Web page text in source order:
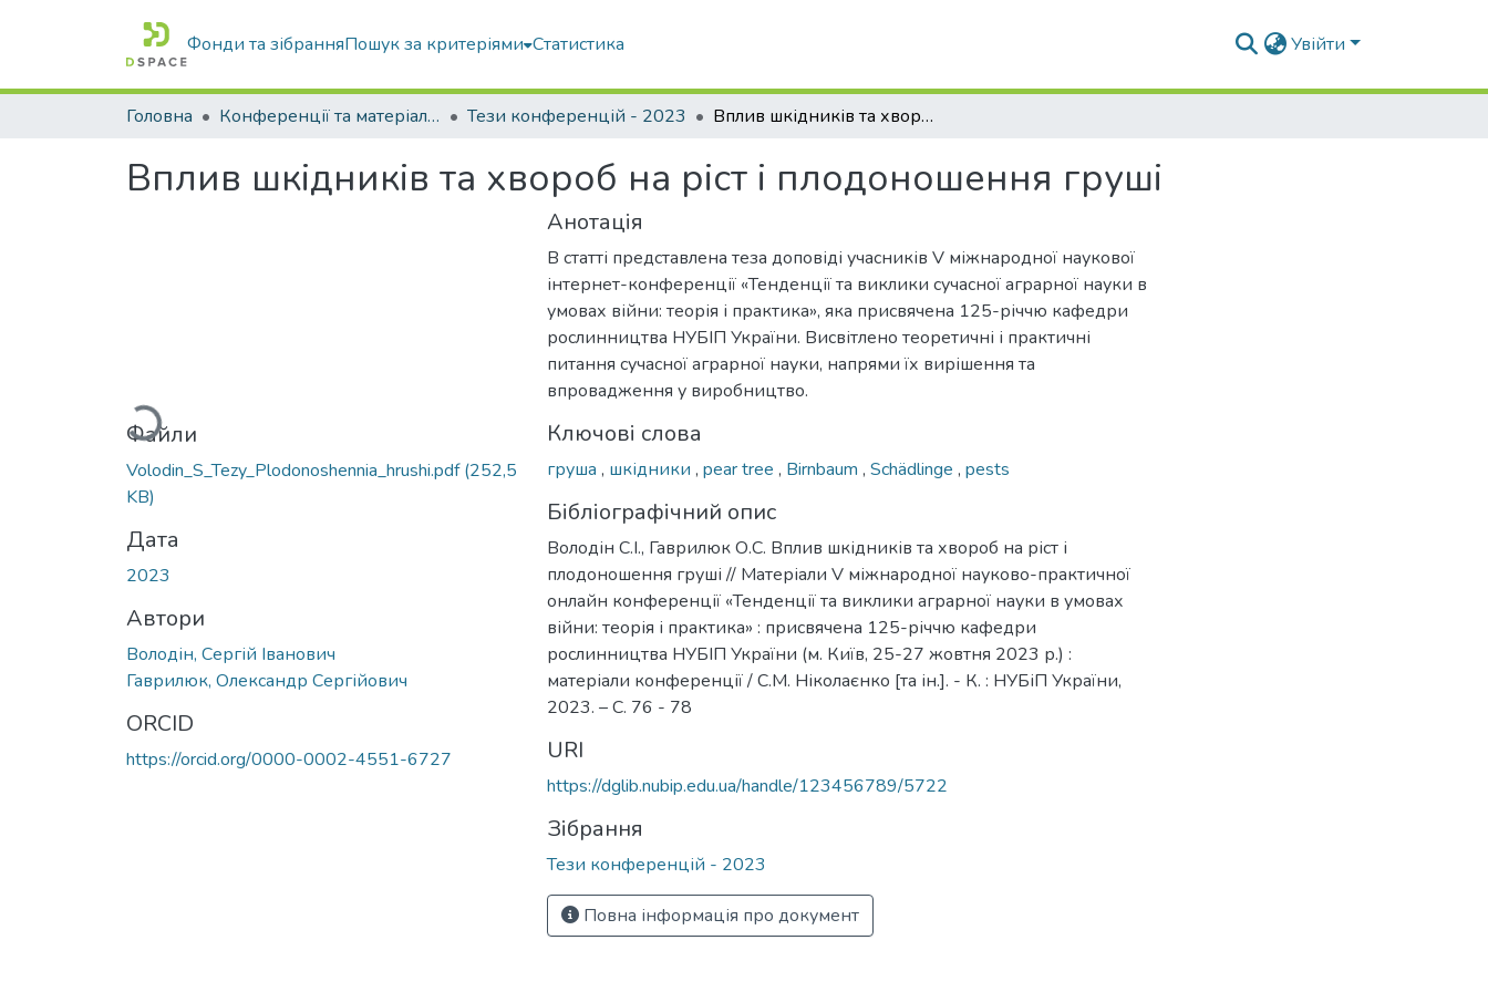
Фонди та зібранняПошук за критеріями Статистика Увійти
Головна Конференції та матеріали конференцій Тези конференцій - 2023 Вплив шкідників та хвороб на ріст і плодоношення груші
Вплив шкідників та хвороб на ріст і плодоношення груші
Вантажиться...
Файли
Volodin_S_Tezy_Plodonoshennia_hrushi.pdf(252,5
KB)
Дата
2023
Автори
Володін, Сергій Іванович
Гаврилюк, Олександр Сергійович
ORCID
https://orcid.org/0000-0002-4551-6727
Анотація
В статті представлена теза доповіді учасників V міжнародної наукової
інтернет-конференції «Тенденції та виклики сучасної аграрної науки в
умовах війни: теорія і практика», яка присвячена 125-річчю кафедри
рослинництва НУБІП України. Висвітлено теоретичні і практичні
питання сучасної аграрної науки, напрями їх вирішення та
впровадження у виробництво.
Ключові слова
груша , шкідники , pear tree , Birnbaum , Schädlinge , pests
Бібліографічний опис
Володін С.І., Гаврилюк О.С. Вплив шкідників та хвороб на ріст і
плодоношення груші // Матеріали V міжнародної науково-практичної
онлайн конференції «Тенденції та виклики аграрної науки в умовах
війни: теорія і практика» : присвячена 125-річчю кафедри
рослинництва НУБІП України (м. Київ, 25-27 жовтня 2023 р.) :
матеріали конференції / С.М. Ніколаєнко [та ін.]. - К. : НУБіП України,
2023. – С. 76 - 78
URI
https://dglib.nubip.edu.ua/handle/123456789/5722
Зібрання
Тези конференцій - 2023
Повна інформація про документ